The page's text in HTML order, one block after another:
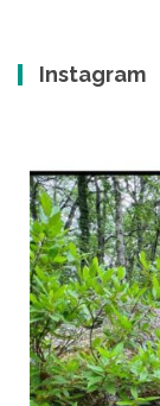
Instagram